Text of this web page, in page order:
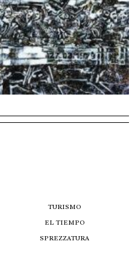
TURISMO
EL TIEMPO
SPREZZATURA